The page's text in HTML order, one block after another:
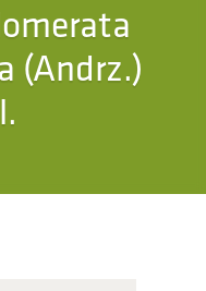
(Andrz.)